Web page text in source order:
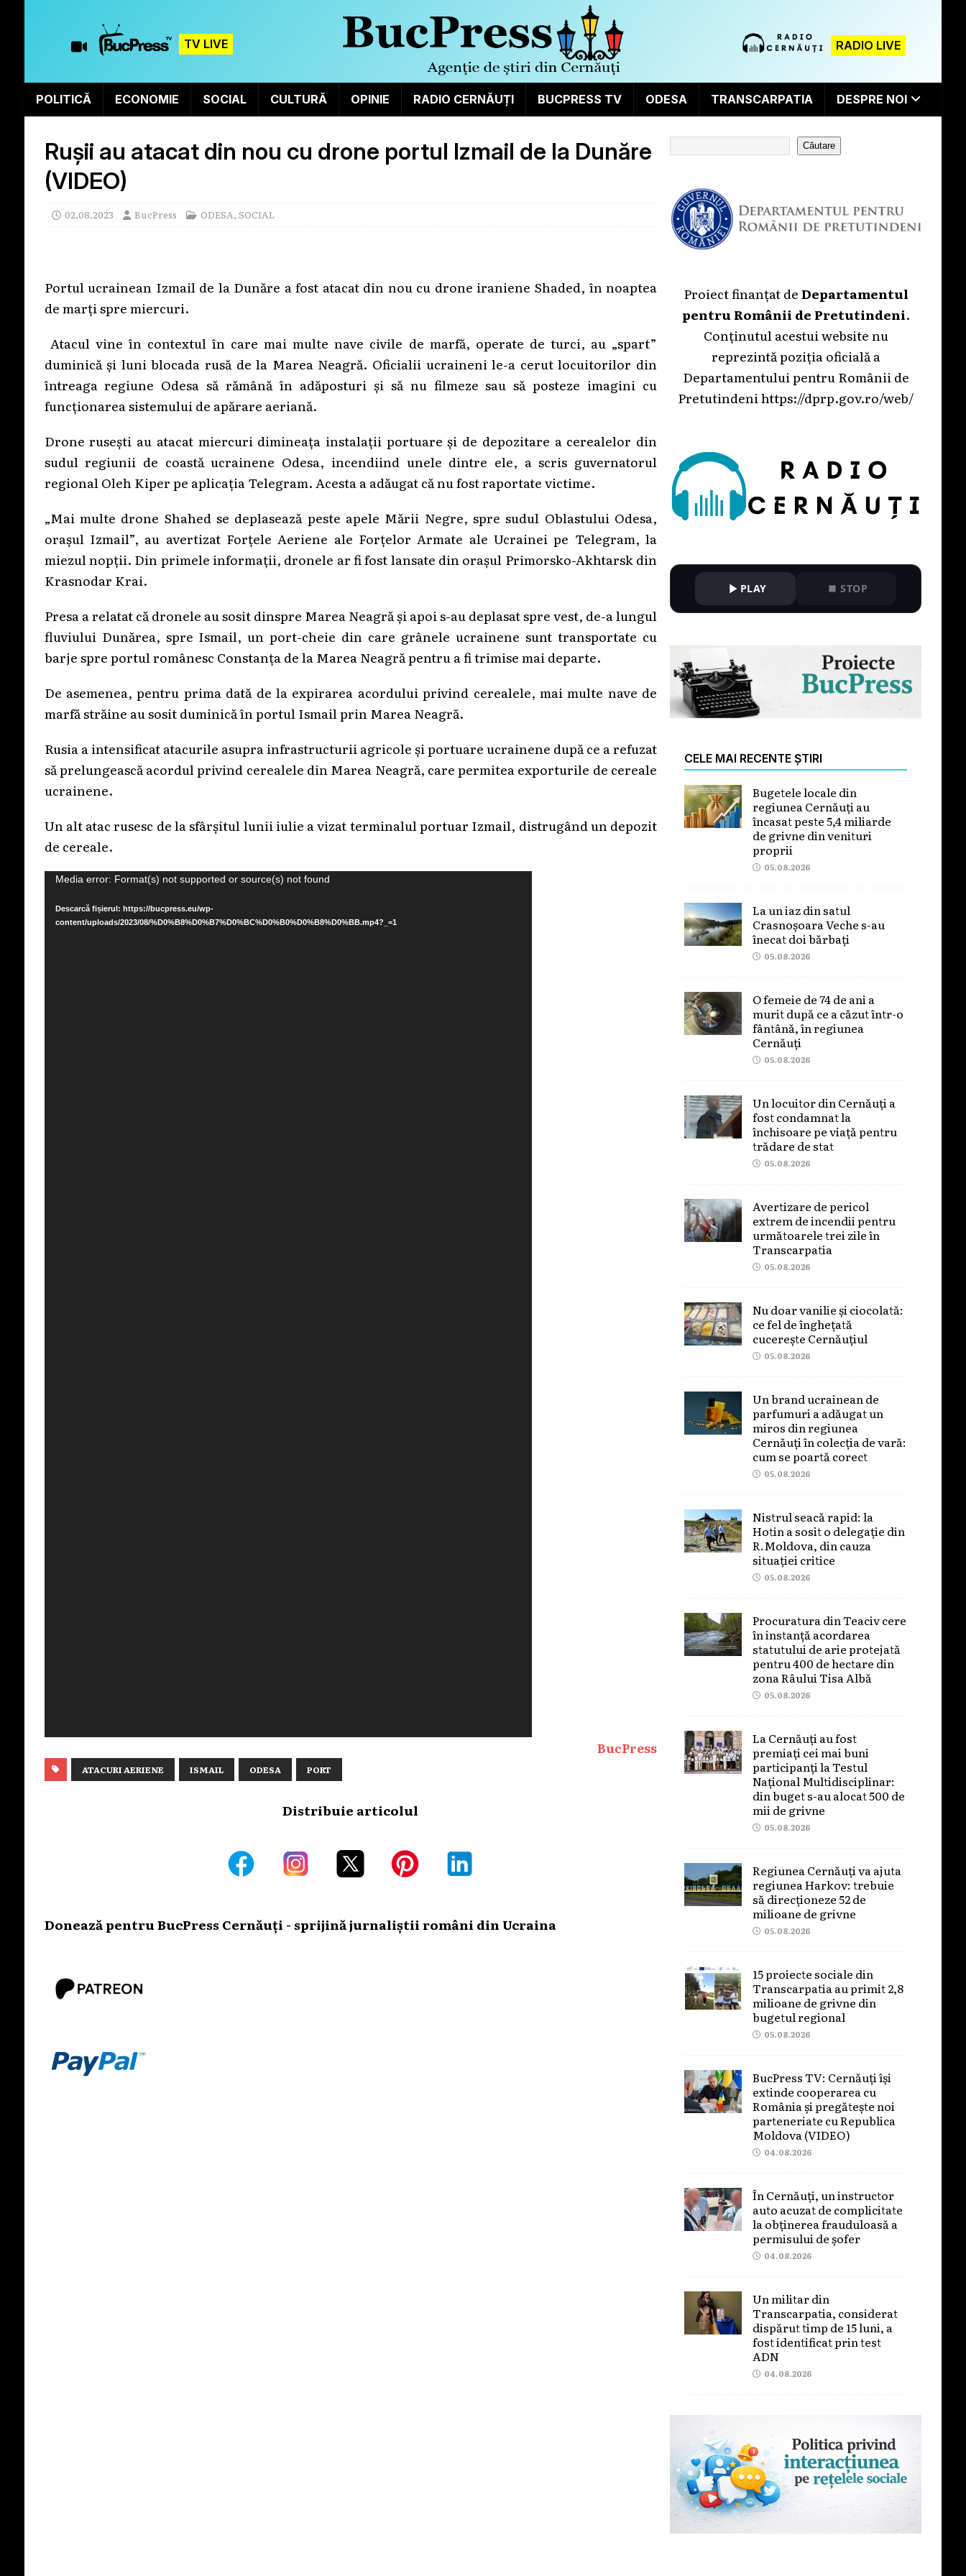
TV LIVE RADIO LIVE
POLITICĂ ECONOMIE SOCIAL CULTURĂ OPINIE RADIO CERNĂUȚI BUCPRESS TV ODESA TRANSCARPATIA DESPRE NOI
Rușii au atacat din nou cu drone portul Izmail de la Dunăre
(VIDEO)
02.08.2023 BucPress ODESA, SOCIAL
Portul ucrainean Izmail de la Dunăre a fost atacat din nou cu drone iraniene Shaded, în noaptea
de marți spre miercuri.
Atacul vine în contextul în care mai multe nave civile de marfă, operate de turci, au „spart”
duminică şi luni blocada rusă de la Marea Neagră. Oficialii ucraineni le-a cerut locuitorilor din
întreaga regiune Odesa să rămână în adăposturi și să nu filmeze sau să posteze imagini cu
funcționarea sistemului de apărare aeriană.
Drone rusești au atacat miercuri dimineața instalații portuare și de depozitare a cerealelor din
sudul regiunii de coastă ucrainene Odesa, incendiind unele dintre ele, a scris guvernatorul
regional Oleh Kiper pe aplicația Telegram. Acesta a adăugat că nu fost raportate victime.
„Mai multe drone Shahed se deplasează peste apele Mării Negre, spre sudul Oblastului Odesa,
orașul Izmail”, au avertizat Forțele Aeriene ale Forțelor Armate ale Ucrainei pe Telegram, la
miezul nopții. Din primele informații, dronele ar fi fost lansate din orașul Primorsko-Akhtarsk din
Krasnodar Krai.
Presa a relatat că dronele au sosit dinspre Marea Neagră și apoi s-au deplasat spre vest, de-a lungul
fluviului Dunărea, spre Ismail, un port-cheie din care grânele ucrainene sunt transportate cu
barje spre portul românesc Constanța de la Marea Neagră pentru a fi trimise mai departe.
De asemenea, pentru prima dată de la expirarea acordului privind cerealele, mai multe nave de
marfă străine au sosit duminică în portul Ismail prin Marea Neagră.
Rusia a intensificat atacurile asupra infrastructurii agricole și portuare ucrainene după ce a refuzat
să prelungească acordul privind cerealele din Marea Neagră, care permitea exporturile de cereale
ucrainene.
Un alt atac rusesc de la sfârșitul lunii iulie a vizat terminalul portuar Izmail, distrugând un depozit
de cereale.
Player
video
Media error: Format(s) not supported or source(s) not found
Descarcă fișierul: https://bucpress.eu/wp-
content/uploads/2023/08/%D0%B8%D0%B7%D0%BC%D0%B0%D0%B8%D0%BB.mp4?_=1
BucPress
ATACURI AERIENE ISMAIL ODESA PORT
Distribuie articolul
Donează pentru BucPress Cernăuți - sprijină jurnaliștii români din Ucraina
Căutare
Proiect finanțat deDepartamentul
pentru Românii de Pretutindeni.
Conținutul acestui website nu
reprezintă poziția oficială a
Departamentului pentru Românii de
Pretutindenihttps://dprp.gov.ro/web/
PLAY STOP
CELE MAI RECENTE ȘTIRI
Bugetele locale din
regiunea Cernăuți au
încasat peste 5,4 miliarde
de grivne din venituri
proprii
05.08.2026
La un iaz din satul
Crasnoșoara Veche s-au
înecat doi bărbați
05.08.2026
O femeie de 74 de ani a
murit după ce a căzut într-o
fântână, în regiunea
Cernăuți
05.08.2026
Un locuitor din Cernăuți a
fost condamnat la
închisoare pe viață pentru
trădare de stat
05.08.2026
Avertizare de pericol
extrem de incendii pentru
următoarele trei zile în
Transcarpatia
05.08.2026
Nu doar vanilie și ciocolată:
ce fel de înghețată
cucerește Cernăuțiul
05.08.2026
Un brand ucrainean de
parfumuri a adăugat un
miros din regiunea
Cernăuți în colecția de vară:
cum se poartă corect
05.08.2026
Nistrul seacă rapid: la
Hotin a sosit o delegație din
R.Moldova, din cauza
situației critice
05.08.2026
Procuratura din Teaciv cere
în instanță acordarea
statutului de arie protejată
pentru 400 de hectare din
zona Râului Tisa Albă
05.08.2026
La Cernăuți au fost
premiați cei mai buni
participanți la Testul
Național Multidisciplinar:
din buget s-au alocat 500 de
mii de grivne
05.08.2026
Regiunea Cernăuți va ajuta
regiunea Harkov: trebuie
să direcționeze 52 de
milioane de grivne
05.08.2026
15 proiecte sociale din
Transcarpatia au primit 2,8
milioane de grivne din
bugetul regional
05.08.2026
BucPress TV: Cernăuți își
extinde cooperarea cu
România și pregătește noi
parteneriate cu Republica
Moldova (VIDEO)
04.08.2026
În Cernăuți, un instructor
auto acuzat de complicitate
la obținerea frauduloasă a
permisului de șofer
04.08.2026
Un militar din
Transcarpatia, considerat
dispărut timp de 15 luni, a
fost identificat prin test
ADN
04.08.2026